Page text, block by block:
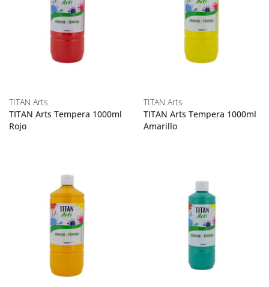
TITAN Arts
TITAN Arts Tempera 1000ml
Rojo
TITAN Arts
TITAN Arts Tempera 1000ml
Amarillo